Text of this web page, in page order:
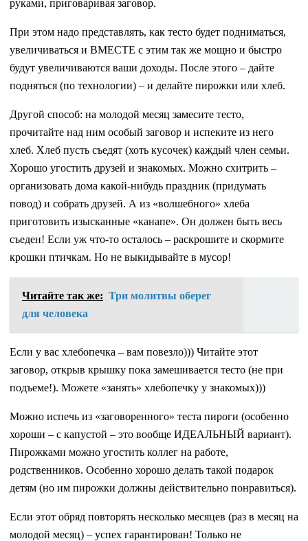
руками, приговаривая заговор.
При этом надо представлять, как тесто будет подниматься,
увеличиваться и ВМЕСТЕ с этим так же мощно и быстро
будут увеличиваются ваши доходы. После этого – дайте
подняться (по технологии) – и делайте пирожки или хлеб.
Другой способ: на молодой месяц замесите тесто,
прочитайте над ним особый заговор и испеките из него
хлеб. Хлеб пусть съедят (хоть кусочек) каждый член семьи.
Хорошо угостить друзей и знакомых. Можно схитрить –
организовать дома какой-нибудь праздник (придумать
повод) и собрать друзей. А из «волшебного» хлеба
приготовить изысканные «канапе». Он должен быть весь
съеден! Если уж что-то осталось – раскрошите и скормите
крошки птичкам. Но не выкидывайте в мусор!
Читайте так же: Три молитвы оберег
для человека
Если у вас хлебопечка – вам повезло))) Читайте этот
заговор, открыв крышку пока замешивается тесто (не при
подъеме!). Можете «занять» хлебопечку у знакомых)))
Можно испечь из «заговоренного» теста пироги (особенно
хороши – с капустой – это вообще ИДЕАЛЬНЫЙ вариант).
Пирожками можно угостить коллег на работе,
родственников. Особенно хорошо делать такой подарок
детям (но им пирожки должны действительно понравиться).
Если этот обряд повторять несколько месяцев (раз в месяц на
молодой месяц) – успех гарантирован! Только не